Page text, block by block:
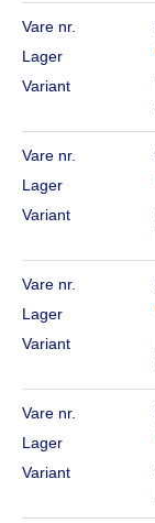
Vare nr.
Lager
Variant
Vare nr.
Lager
Variant
Vare nr.
Lager
Variant
Vare nr.
Lager
Variant